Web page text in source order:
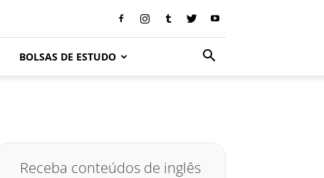
BOLSAS DE ESTUDO
Receba conteúdos de inglês